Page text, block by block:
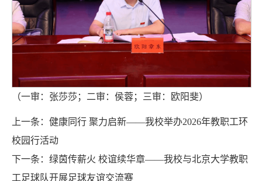
（一审：张莎莎；二审：侯蓉；三审：欧阳斐）
上一条： 健康同行 聚力启新——我校举办2026年教职工环
校园行活动
下一条： 绿茵传薪火 校谊续华章——我校与北京大学教职
工足球队开展足球友谊交流赛